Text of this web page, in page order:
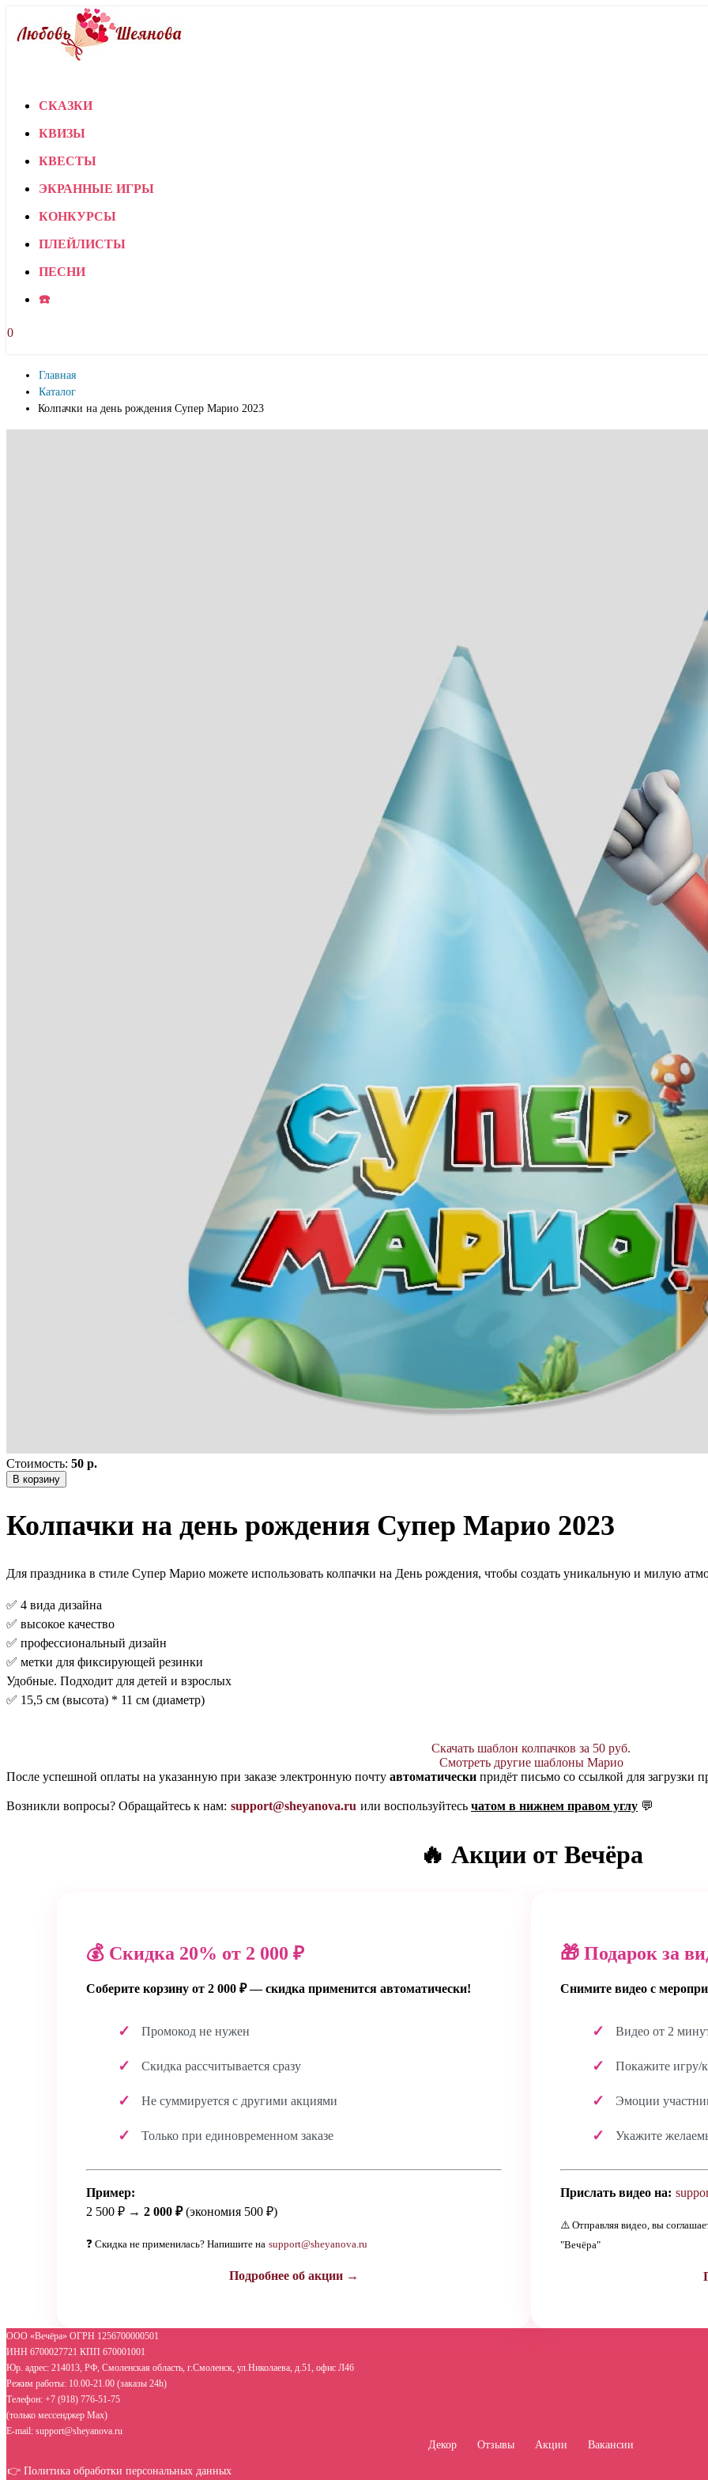
СКАЗКИ
КВИЗЫ
КВЕСТЫ
ЭКРАННЫЕ ИГРЫ
КОНКУРСЫ
ПЛЕЙЛИСТЫ
ПЕСНИ
☎️
0
Главная
Каталог
Колпачки на день рождения Супер Марио 2023
Стоимость: 50 р.
В корзину
Колпачки на день рождения Супер Марио 2023
Для праздника в стиле Супер Марио можете использовать колпачки на День рождения, чтобы создать уникальную и милую
✅ 4 вида дизайна
✅ высокое качество
✅ профессиональный дизайн
✅ метки для фиксирующей резинки
Удобные. Подходит для детей и взрослых
✅ 15,5 см (высота) * 11 см (диаметр)
Скачать шаблон колпачков за 50 руб.
Смотреть другие шаблоны Марио
После успешной оплаты на указанную при заказе электронную почту автоматически придёт письмо со ссылкой для загрузки
Возникли вопросы? Обращайтесь к нам: support@sheyanova.ru или воспользуйтесь чатом в нижнем правом углу 💬
🔥 Акции от Вечёра
💰 Скидка 20% от 2 000 ₽
Соберите корзину от 2 000 ₽ — скидка применится автоматически!
Промокод не нужен
Скидка рассчитывается сразу
Не суммируется с другими акциями
Только при единовременном заказе
Пример:
2 500 ₽ → 2 000 ₽(экономия 500 ₽)
❓ Скидка не применилась? Напишите на support@sheyanova.ru
Подробнее об акции →
🎁 Подарок за
Снимите видео с
Видео от 2
Покажите игру/
Эмоции
Укажите
Прислать видео на:
⚠️ Отправляя видео, вы
"Вечёра"
ООО «Вечёра» ОГРН 1256700000501
ИНН 6700027721 КПП 670001001
Юр. адрес: 214013, РФ, Смоленская область, г.Смоленск, ул.Николаева, д.51, офис Л46
Режим работы: 10.00-21.00 (заказы 24h)
Телефон: +7 (918) 776-51-75
(только мессенджер Max)
E-mail: support@sheyanova.ru
Декор Отзывы Акции Вакансии
👉 Политика обработки персональных данных